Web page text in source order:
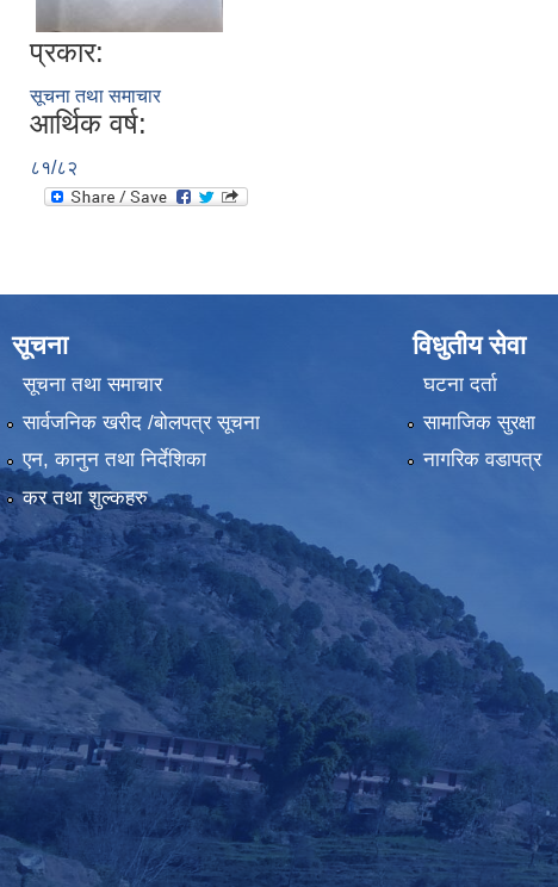
प्रकार:
सूचना तथा समाचार
आर्थिक वर्ष:
८१/८२
सूचना
सूचना तथा समाचार
सार्वजनिक खरीद /बोलपत्र सूचना
एन, कानुन तथा निर्देशिका
कर तथा शुल्कहरु
विधुतीय सेवा
घटना दर्ता
सामाजिक सुरक्षा
नागरिक वडापत्र